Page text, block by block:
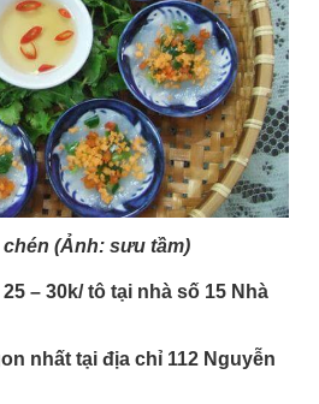
(Ảnh: sưu tầm)
– 30k/ tô tại nhà số 15 Nhà
nhất tại địa chỉ 112 Nguyễn